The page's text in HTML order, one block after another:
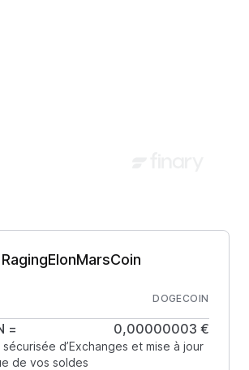
DOGECOIN
= 0,00000003 €
d’Exchanges et mise à jour
de vos soldes